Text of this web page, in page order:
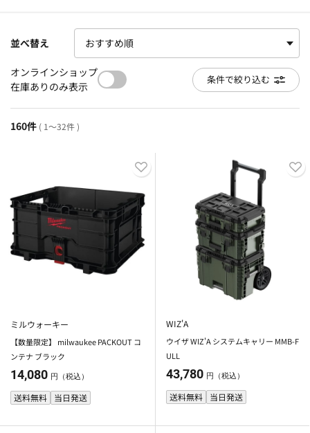
並べ替え
オンラインショップ
在庫ありのみ表示
条件で絞り込む
160件 ( 1～32件 )
ミルウォーキー
【数量限定】 milwaukee PACKOUT コ
ンテナ ブラック
14,080 円（税込）
送料無料 当日発送
WIZ'A
ウイザ WIZ'A システムキャリー MMB-F
ULL
43,780 円（税込）
送料無料 当日発送